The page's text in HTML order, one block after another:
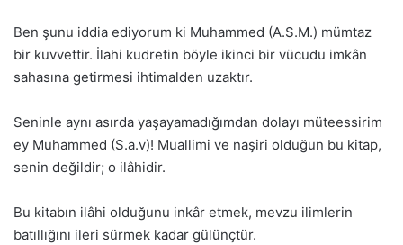
Ben şunu iddia ediyorum ki Muhammed (A.S.M.) mümtaz
bir kuvvettir. İlahi kudretin böyle ikinci bir vücudu imkân
sahasına getirmesi ihtimalden uzaktır.
Seninle aynı asırda yaşayamadığımdan dolayı müteessirim
ey Muhammed (S.a.v)! Muallimi ve naşiri olduğun bu kitap,
senin değildir; o ilâhidir.
Bu kitabın ilâhi olduğunu inkâr etmek, mevzu ilimlerin
batıllığını ileri sürmek kadar gülünçtür.